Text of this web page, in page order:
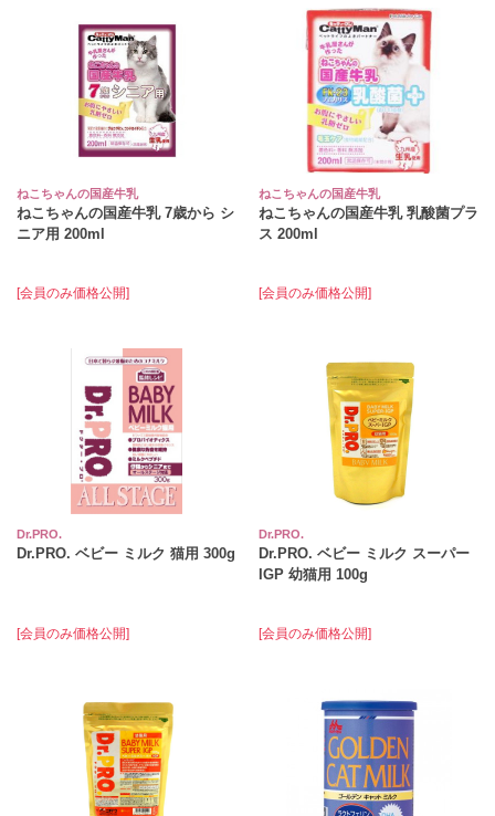
ねこちゃんの国産牛乳
ねこちゃんの国産牛乳 7歳から シ
ニア用 200ml
[会員のみ価格公開]
ねこちゃんの国産牛乳
ねこちゃんの国産牛乳 乳酸菌プラ
ス 200ml
[会員のみ価格公開]
Dr.PRO.
Dr.PRO. ベビー ミルク 猫用 300g
[会員のみ価格公開]
Dr.PRO.
Dr.PRO. ベビー ミルク スーパー
IGP 幼猫用 100g
[会員のみ価格公開]